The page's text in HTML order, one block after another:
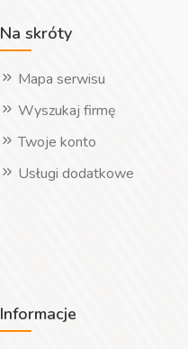
Na skróty
Mapa serwisu
Wyszukaj firmę
Twoje konto
Usługi dodatkowe
Informacje